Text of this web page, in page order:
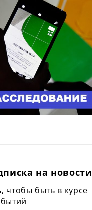
на новости
чтобы быть в курсе